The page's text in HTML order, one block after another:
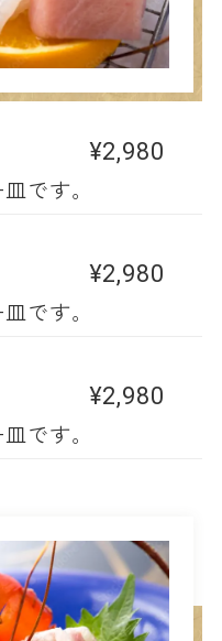
¥2,980
です。
¥2,980
です。
¥2,980
です。